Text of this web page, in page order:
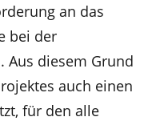
an das
bei der
Aus diesem Grund
auch einen
für den alle